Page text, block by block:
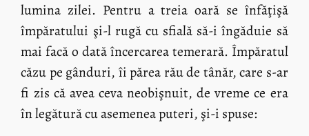
lumina zilei. Pentru a treia oară se înfăţişă
împăratului şi-l rugă cu sfială să-i îngăduie să
mai facă o dată încercarea temerară. Împăratul
căzu pe gânduri, îi părea rău de tânăr, care s-ar
fi zis că avea ceva neobişnuit, de vreme ce era
în legătură cu asemenea puteri, şi-i spuse: